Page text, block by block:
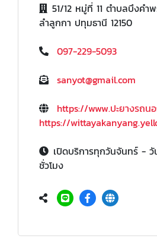
51/12 หมู่ที่ 11 ตำบลบึงคำ
ลำลูกกา ปทุมธานี 12150
097-229-5093
sanyot@gmail.com
https://www.ปะยางรถน
https://
เปิดบริการทุกวันจันทร์ -
ชั่วโมง